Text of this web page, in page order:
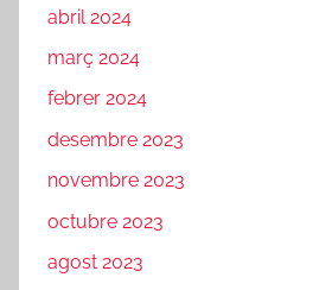
abril 2024
març 2024
febrer 2024
desembre 2023
novembre 2023
octubre 2023
agost 2023